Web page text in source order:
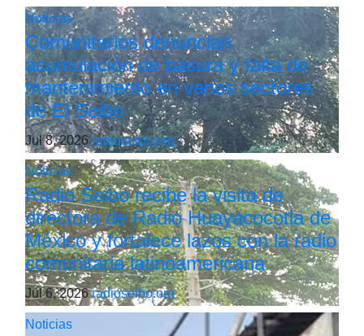
Noticias
Comunitarios denuncian
acumulación de basura y falta de
mantenimiento en varios sectores
de El Seibo
Jul 8, 2026radioseibo.org
Noticias
Radio Seibo recibe la visita de
directora de Radio Huayacocotla de
México y fortalece lazos con la radio
comunitaria latinoamericana
Jul 6, 2026radioseibo.org
Noticias